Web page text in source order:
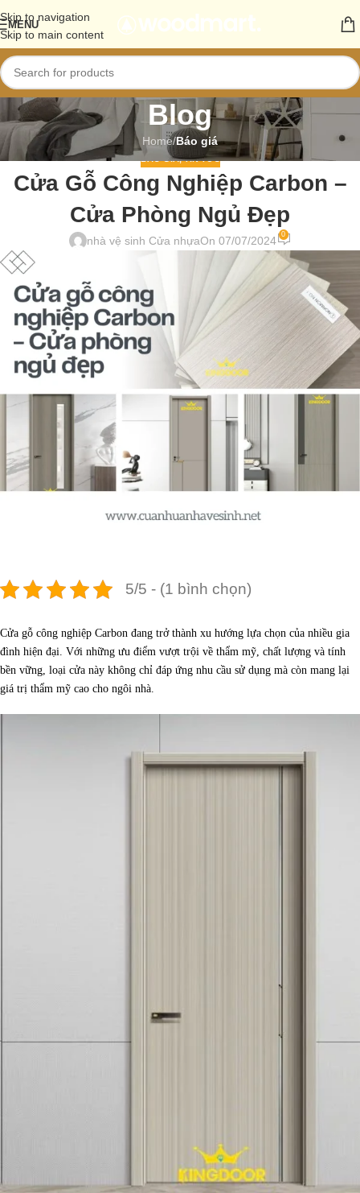
Skip to navigation
Skip to main content
MENU
Blog
Home/Báo giá
BÁO GIÁ,TIN TỨC
Cửa Gỗ Công Nghiệp Carbon –
Cửa Phòng Ngủ Đẹp
nhà vệ sinh Cửa nhựaOn 07/07/2024 0
5/5 - (1 bình chọn)
Cửa gỗ công nghiệp Carbon đang trở thành xu hướng lựa chọn của nhiều gia
đình hiện đại. Với những ưu điểm vượt trội về thẩm mỹ, chất lượng và tính
bền vững, loại cửa này không chỉ đáp ứng nhu cầu sử dụng mà còn mang lại
giá trị thẩm mỹ cao cho ngôi nhà.